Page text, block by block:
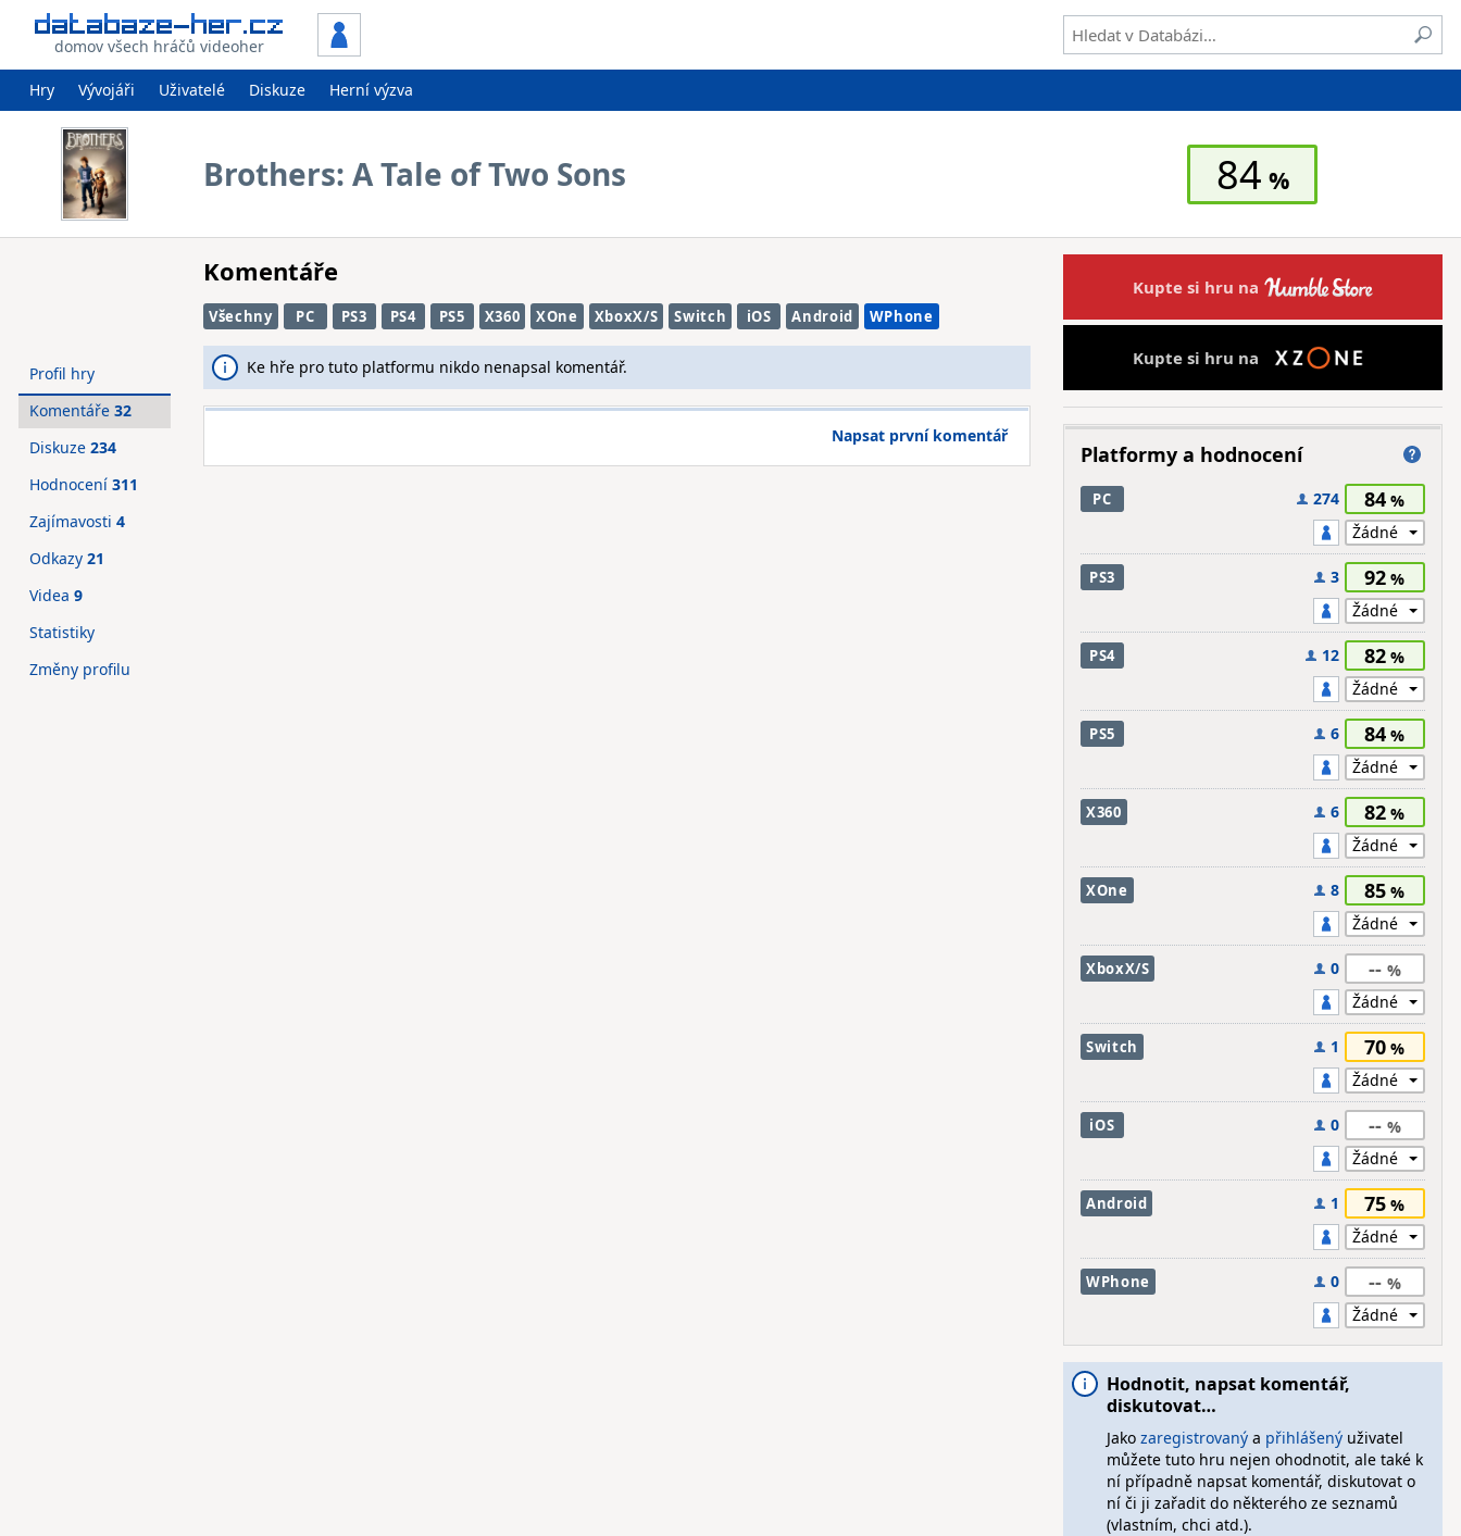
domov všech hráčů videoher
Hry Vývojáři Uživatelé Diskuze Herní výzva
Brothers: A Tale of Two Sons 84
Komentáře
Všechny PC PS3 PS4 PS5 X360 XOne XboxX/S Switch iOS Android WPhone
Ke hře pro tuto platformu nikdo nenapsal komentář.
Napsat první komentář
Profil hry
Komentáře 32
Diskuze 234
Hodnocení 311
Zajímavosti 4
Odkazy 21
Videa 9
Statistiky
Změny profilu
Kupte si hru na
Kupte si hru na
Platformy a hodnocení
PC 274 84
PS3 3 92
PS4 12 82
PS5 6 84
X360 6 82
XOne 8 85
XboxX/S 0 --
Switch 1 70
iOS 0 --
Android 1 75
WPhone 0 --
Hodnotit, napsat komentář,
diskutovat…
Jako zaregistrovanýa přihlášenýuživatel
můžete tuto hru nejen ohodnotit, ale také k
ní případně napsat komentář, diskutovat o
ní či ji zařadit do některého ze seznamů
(vlastním, chci atd.).